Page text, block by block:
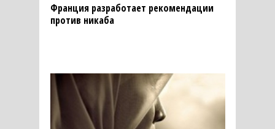
Франция разработает рекомендации
против никаба